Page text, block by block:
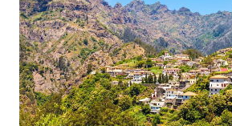
Alentejo na sua forma mais